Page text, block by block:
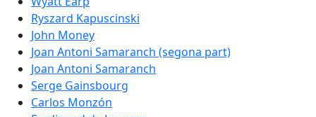
Ryszard Kapuscinski
John Money
Joan Antoni Samaranch (segona part)
Joan Antoni Samaranch
Serge Gainsbourg
Carlos Monzón